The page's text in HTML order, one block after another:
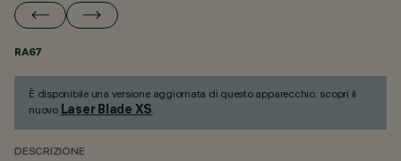
RA67
È disponibile una versione aggiornata di questo apparecchio: scopri il
nuovo Laser Blade XS.
DESCRIZIONE